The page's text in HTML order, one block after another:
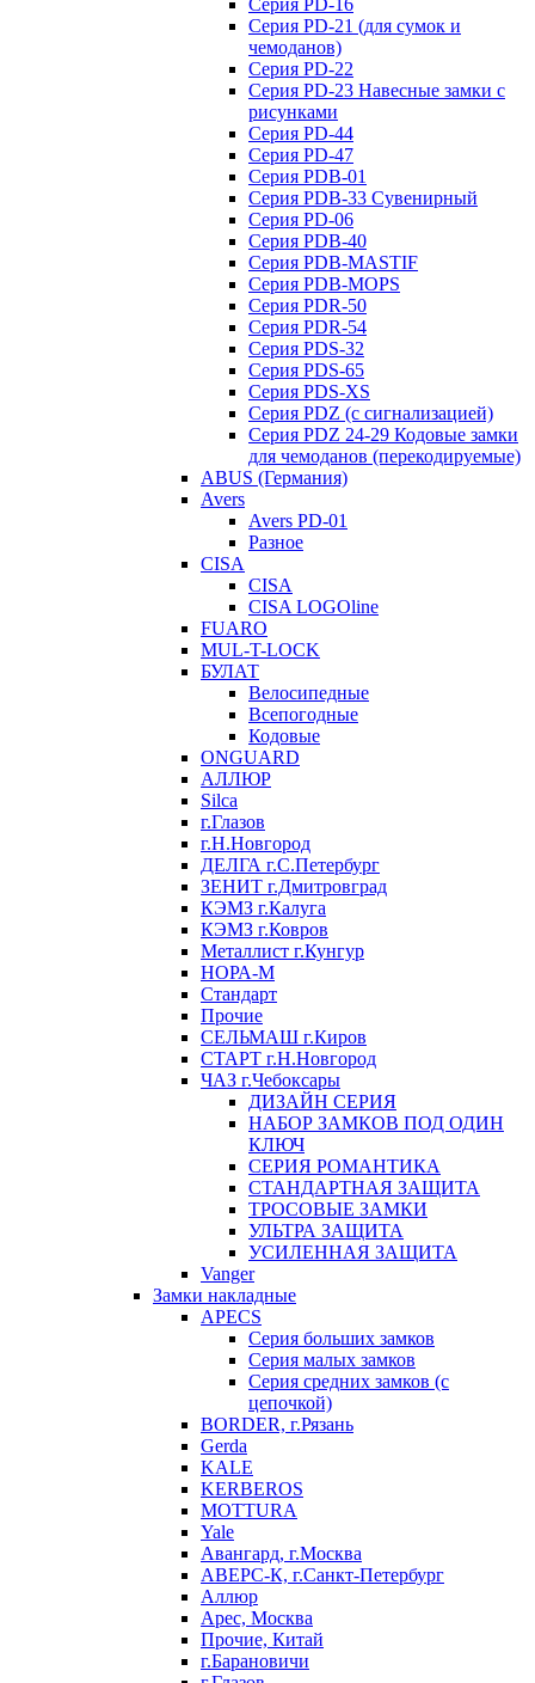
Серия PD-16
Серия PD-21 (для сумок и
чемоданов)
Серия PD-22
Серия PD-23 Навесные замки с
рисунками
Серия PD-44
Серия PD-47
Серия PDB-01
Серия PDB-33 Сувенирный
Серия PD-06
Серия PDB-40
Серия PDB-MASTIF
Серия PDB-MOPS
Серия PDR-50
Серия PDR-54
Серия PDS-32
Серия PDS-65
Серия PDS-XS
Серия PDZ (с сигнализацией)
Серия PDZ 24-29 Кодовые замки
для чемоданов (перекодируемые)
ABUS (Германия)
Avers
Avers PD-01
Разное
CISA
CISA
CISA LOGOline
FUARO
MUL-T-LOCK
БУЛАТ
Велосипедные
Всепогодные
Кодовые
ONGUARD
АЛЛЮР
Silca
г.Глазов
г.Н.Новгород
ДЕЛГА г.С.Петербург
ЗЕНИТ г.Дмитровград
КЭМЗ г.Калуга
КЭМЗ г.Ковров
Металлист г.Кунгур
НОРА-М
Стандарт
Прочие
СЕЛЬМАШ г.Киров
СТАРТ г.Н.Новгород
ЧАЗ г.Чебоксары
ДИЗАЙН СЕРИЯ
НАБОР ЗАМКОВ ПОД ОДИН
КЛЮЧ
СЕРИЯ РОМАНТИКА
СТАНДАРТНАЯ ЗАЩИТА
ТРОСОВЫЕ ЗАМКИ
УЛЬТРА ЗАЩИТА
УСИЛЕННАЯ ЗАЩИТА
Vanger
Замки накладные
APECS
Серия больших замков
Серия малых замков
Серия средних замков (с
цепочкой)
BORDER, г.Рязань
Gerda
KALE
KERBEROS
MOTTURA
Yale
Авангард, г.Москва
АВЕРС-К, г.Санкт-Петербург
Аллюр
Арес, Москва
Прочие, Китай
г.Барановичи